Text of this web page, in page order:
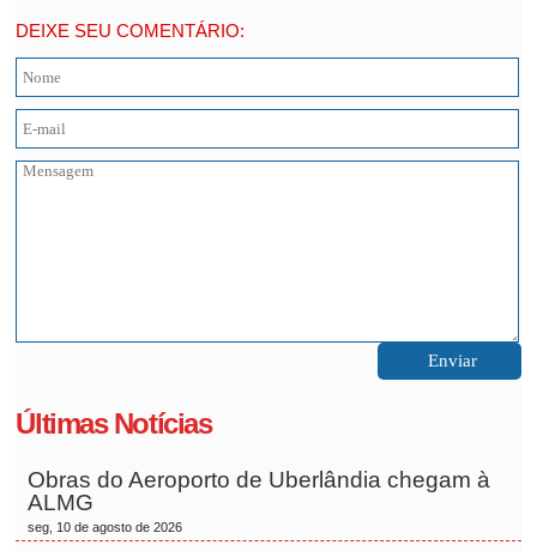
DEIXE SEU COMENTÁRIO:
Últimas Notícias
Obras do Aeroporto de Uberlândia chegam à
ALMG
seg, 10 de agosto de 2026